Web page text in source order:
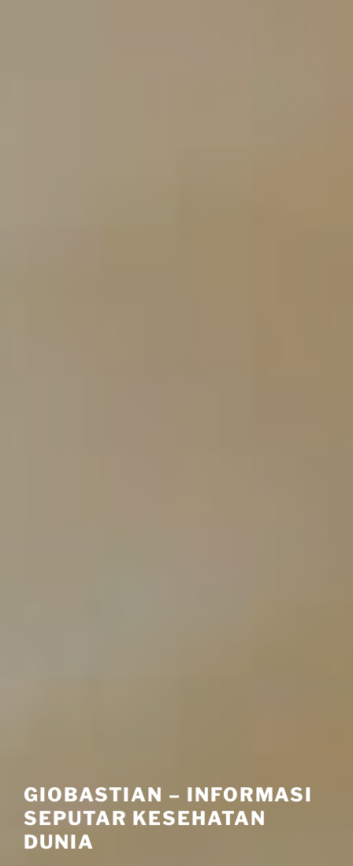
GIOBASTIAN – INFORMASI
SEPUTAR KESEHATAN
DUNIA